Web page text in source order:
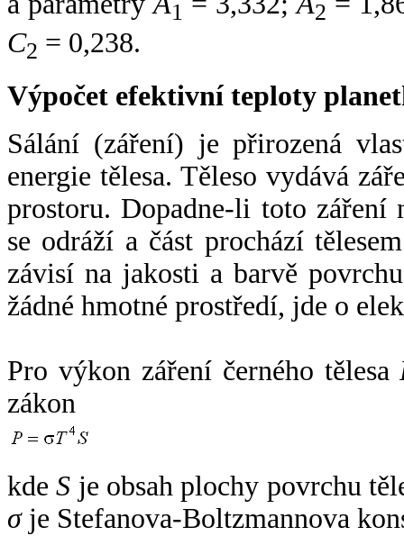
1 2
C2 = 0,238.
Výpočet efektivní teploty
Sálání (záření) je přirozená
energie tělesa. Těleso vydává
prostoru. Dopadne-li toto záření
se odráží a část prochází
závisí na jakosti a barvě
žádné hmotné prostředí, jde o
Pro výkon záření černého tělesa
zákon
kdeS je obsah plochy povrchu
σje Stefanova-Boltzmannova